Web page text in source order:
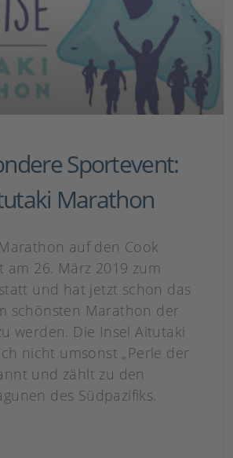
Sportevent:
Marathon
auf den Cook
am 26. März 2019 zum
und hat jetzt schon das
schönsten Marathon der
werden. Die Insel Aitutaki
nicht umsonst „Perle der
und zählt zu den
des Südpazifiks.